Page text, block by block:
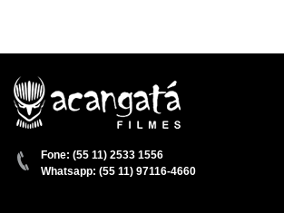
Fone: (55 11) 2533 1556
Whatsapp: (55 11) 97116-4660